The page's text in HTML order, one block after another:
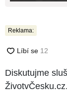
Reklama:
Diskutujme
ŽivotvČesku.cz.